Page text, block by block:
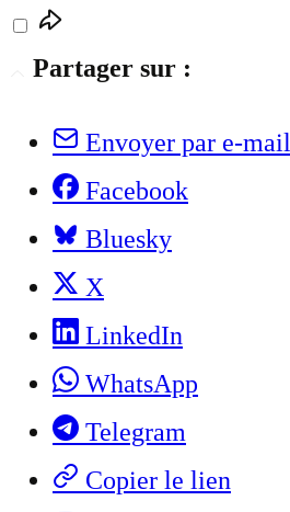
Partager sur :
Envoyer par e-mail
Facebook
Bluesky
X
LinkedIn
WhatsApp
Telegram
Copier le lien